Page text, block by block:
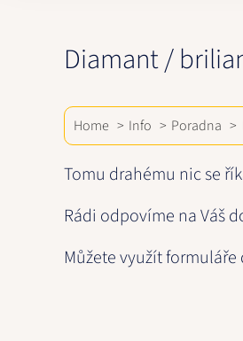
Diamant /
Home Info Poradna
Tomu drahému nic se
Rádi odpovíme na Váš
Můžete využít